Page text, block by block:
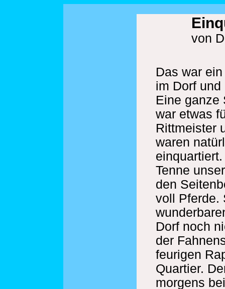
von
Das war
im Dorf
Eine ganze
war etwas
Rittmeister
waren
Tenne
den
voll Pferde.
Dorf noch
der
feurigen
Quartier.
morgens